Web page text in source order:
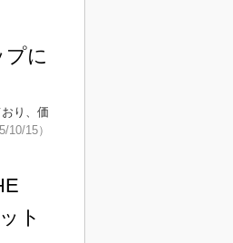
に
り、価
10/15）
ト